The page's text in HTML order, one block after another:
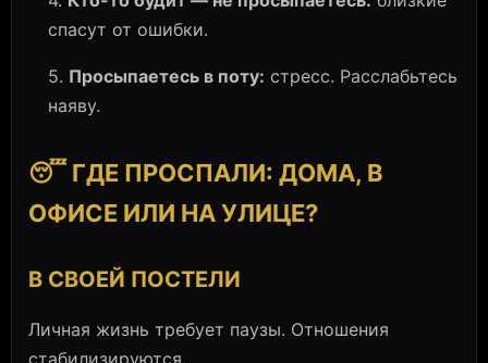
спасут от ошибки.
5. Просыпаетесь в поту: стресс. Расслабьтесь
наяву.
😴 ГДЕ ПРОСПАЛИ: ДОМА, В
ОФИСЕ ИЛИ НА УЛИЦЕ?
В СВОЕЙ ПОСТЕЛИ
Личная жизнь требует паузы. Отношения
стабилизируются.